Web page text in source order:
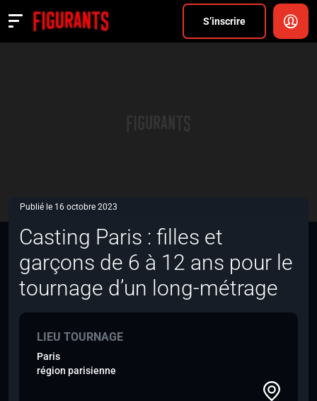
S’inscrire
Actualités
Publié le 16 octobre 2023
Casting Paris : filles et
garçons de 6 à 12 ans pour le
tournage d’un long-métrage
LIEU TOURNAGE
Paris
région parisienne